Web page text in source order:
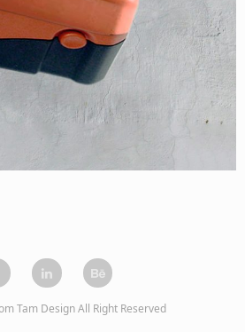
Tam Design All Right Reserved